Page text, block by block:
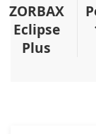
ZORBAX
Eclipse
Plus